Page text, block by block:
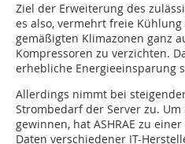
Ziel der Erweiterung des
es also, vermehrt freie
gemäßigten Klimazonen ganz
Kompressoren zu verzichten.
erhebliche Energieeinsparung
Allerdings nimmt bei
Strombedarf der Server zu.
gewinnen, hat ASHRAE zu
Daten verschiedener IT-